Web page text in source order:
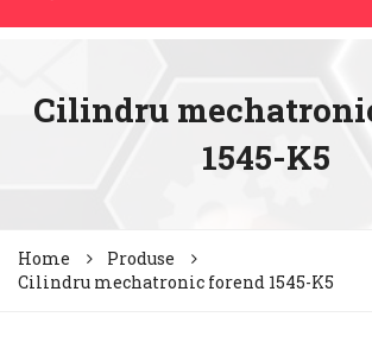
Cilindru
1545-K5
Home
Produse
Cilindru mechatronic forend 1545-K5